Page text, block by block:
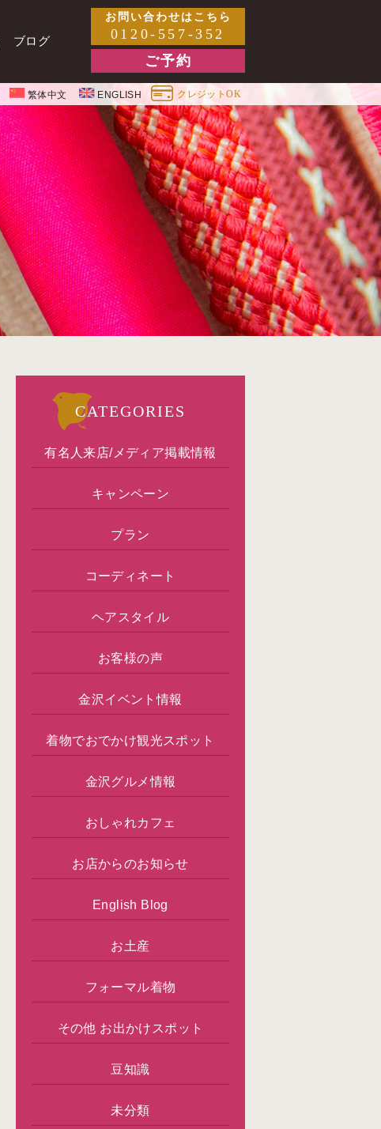
ブログ
お問い合わせはこちら
0120-557-352
ご予約
繁体中文 ENGLISH クレジットOK
CATEGORIES
有名人来店/メディア掲載情報
キャンペーン
プラン
コーディネート
ヘアスタイル
お客様の声
金沢イベント情報
着物でおでかけ観光スポット
金沢グルメ情報
おしゃれカフェ
お店からのお知らせ
English Blog
お土産
フォーマル着物
その他 お出かけスポット
豆知識
未分類